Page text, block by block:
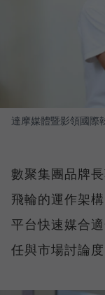
達摩媒體暨影領國際
數聚集團品牌
飛輪的運作架
平台快速媒合
任與市場討論